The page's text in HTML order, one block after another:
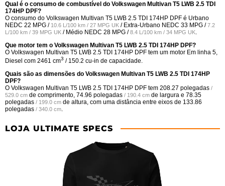
Qual é o consumo de combustível do Volkswagen Multivan T5 LWB 2.5 TDI
174HP DPF?
O consumo do Volkswagen Multivan T5 LWB 2.5 TDI 174HP DPF é Urbano
NEDC 22 MPG / 10.6 L/100 km / 27 MPG UK / Extra-Urbano NEDC 33 MPG /7.2
L/100 km / 39 MPG UK / Médio NEDC 28 MPG /8.4 L/100 km / 34 MPG UK.
Que motor tem o Volkswagen Multivan T5 LWB 2.5 TDI 174HP DPF?
O Volkswagen Multivan T5 LWB 2.5 TDI 174HP DPF tem um motor Em linha 5,
Diesel com 2461 cm3 / 150.2 cu-in de capacidade.
Quais são as dimensões do Volkswagen Multivan T5 LWB 2.5 TDI 174HP
DPF?
O Volkswagen Multivan T5 LWB 2.5 TDI 174HP DPF tem 208.27 polegadas /
529.0 cm de comprimento, 74.96 polegadas / 190.4 cm de largura e 78.35
polegadas / 199.0 cm de altura, com uma distância entre eixos de 133.86
polegadas / 340.0 cm.
LOJA ULTIMATE SPECS